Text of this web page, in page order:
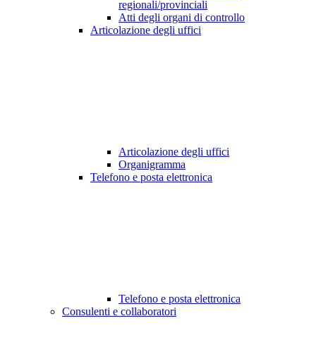
regionali/provinciali
Atti degli organi di controllo
Articolazione degli uffici
Articolazione degli uffici
Organigramma
Telefono e posta elettronica
Telefono e posta elettronica
Consulenti e collaboratori